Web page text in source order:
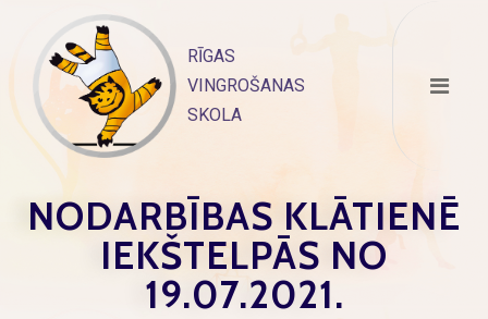
content
RĪGAS
VINGROŠANAS
SKOLA
NODARBĪBAS KLĀTIENĒ
IEKŠTELPĀS NO
19.07.2021.